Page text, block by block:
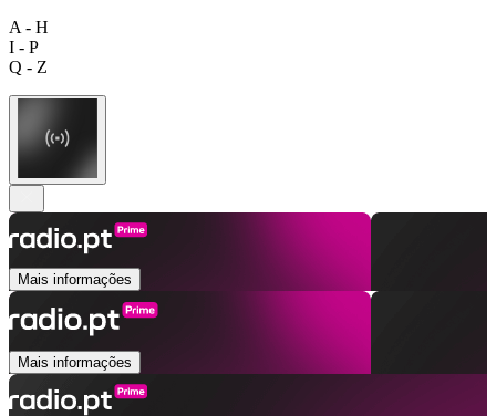
A - H
I - P
Q - Z
Mais informações
Mais informações